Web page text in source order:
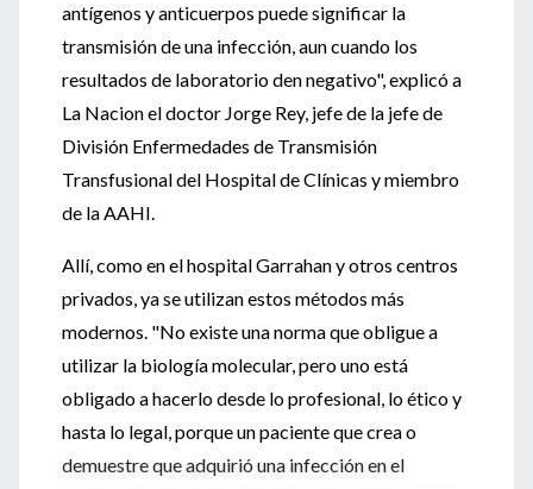
antígenos y anticuerpos puede significar la
transmisión de una infección, aun cuando los
resultados de laboratorio den negativo", explicó a
La Nacion el doctor Jorge Rey, jefe de la jefe de
División Enfermedades de Transmisión
Transfusional del Hospital de Clínicas y miembro
de la AAHI.
Allí, como en el hospital Garrahan y otros centros
privados, ya se utilizan estos métodos más
modernos. "No existe una norma que obligue a
utilizar la biología molecular, pero uno está
obligado a hacerlo desde lo profesional, lo ético y
hasta lo legal, porque un paciente que crea o
demuestre que adquirió una infección en el